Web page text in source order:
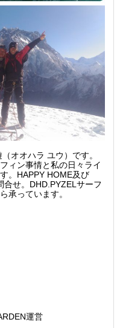
オオハラ ユウ）です。
ィン事情と私の日々ライ
。HAPPY HOME及び
合せ。DHD.PYZELサーフ
承っています。
運営